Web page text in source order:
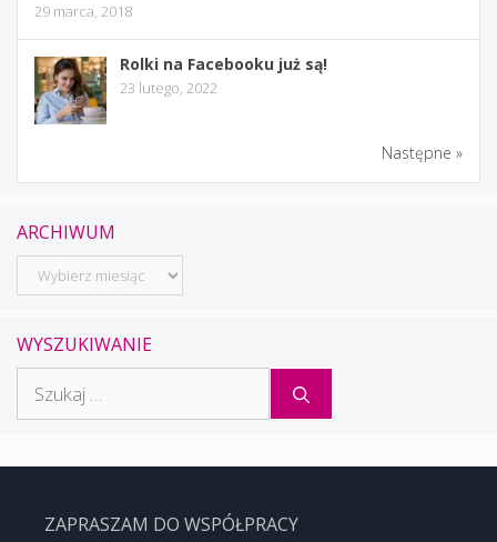
29 marca, 2018
Rolki na Facebooku już są!
23 lutego, 2022
Następne »
ARCHIWUM
Archiwum
WYSZUKIWANIE
ZAPRASZAM DO WSPÓŁPRACY